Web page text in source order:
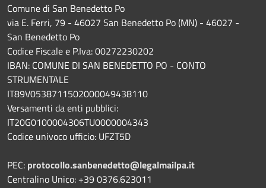
Comune di San Benedetto Po
via E. Ferri, 79 - 46027 San Benedetto Po (MN) - 46027 -
San Benedetto Po
Codice Fiscale e P.Iva: 00272230202
IBAN: COMUNE DI SAN BENEDETTO PO - CONTO
STRUMENTALE
IT89V0538711502000049438110
Versamenti da enti pubblici:
IT20G0100004306TU0000004343
Codice univoco ufficio: UFZT5D
PEC: protocollo.sanbenedetto@legalmailpa.it
Centralino Unico: +39 0376.623011